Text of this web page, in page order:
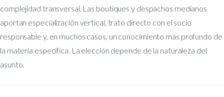
complejidad transversal. Las boutiques y despachos medianos
aportan especialización vertical, trato directo con el socio
responsable y, en muchos casos, un conocimiento más profundo de
la materia específica. La elección depende de la naturaleza del
asunto.